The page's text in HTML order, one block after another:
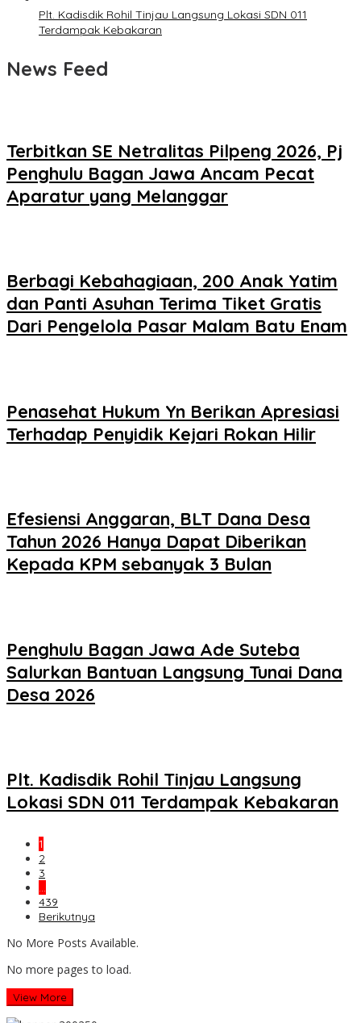
Plt. Kadisdik Rohil Tinjau Langsung Lokasi SDN 011
Terdampak Kebakaran
News Feed
Terbitkan SE Netralitas Pilpeng 2026, Pj
Penghulu Bagan Jawa Ancam Pecat
Aparatur yang Melanggar
Berbagi Kebahagiaan, 200 Anak Yatim
dan Panti Asuhan Terima Tiket Gratis
Dari Pengelola Pasar Malam Batu Enam
Penasehat Hukum Yn Berikan Apresiasi
Terhadap Penyidik Kejari Rokan Hilir
Efesiensi Anggaran, BLT Dana Desa
Tahun 2026 Hanya Dapat Diberikan
Kepada KPM sebanyak 3 Bulan
Penghulu Bagan Jawa Ade Suteba
Salurkan Bantuan Langsung Tunai Dana
Desa 2026
Plt. Kadisdik Rohil Tinjau Langsung
Lokasi SDN 011 Terdampak Kebakaran
1
2
3
…
439
Berikutnya
No More Posts Available.
No more pages to load.
View More